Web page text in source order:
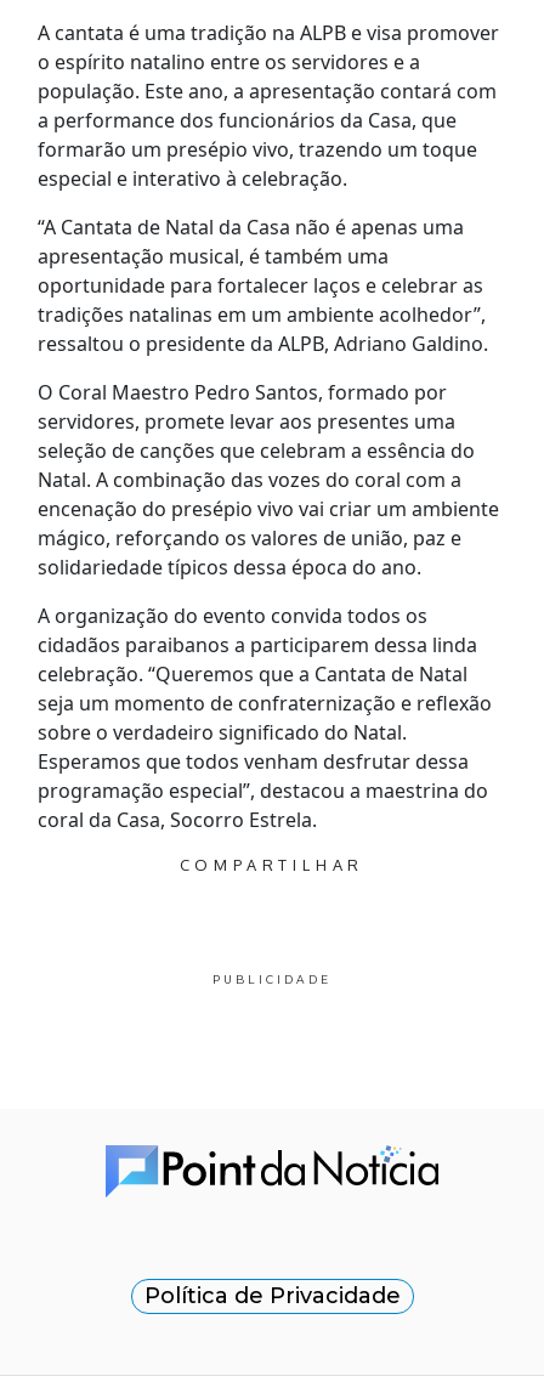
A cantata é uma tradição na ALPB e visa promover
o espírito natalino entre os servidores e a
população. Este ano, a apresentação contará com
a performance dos funcionários da Casa, que
formarão um presépio vivo, trazendo um toque
especial e interativo à celebração.
“A Cantata de Natal da Casa não é apenas uma
apresentação musical, é também uma
oportunidade para fortalecer laços e celebrar as
tradições natalinas em um ambiente acolhedor”,
ressaltou o presidente da ALPB, Adriano Galdino.
O Coral Maestro Pedro Santos, formado por
servidores, promete levar aos presentes uma
seleção de canções que celebram a essência do
Natal. A combinação das vozes do coral com a
encenação do presépio vivo vai criar um ambiente
mágico, reforçando os valores de união, paz e
solidariedade típicos dessa época do ano.
A organização do evento convida todos os
cidadãos paraibanos a participarem dessa linda
celebração. “Queremos que a Cantata de Natal
seja um momento de confraternização e reflexão
sobre o verdadeiro significado do Natal.
Esperamos que todos venham desfrutar dessa
programação especial”, destacou a maestrina do
coral da Casa, Socorro Estrela.
COMPARTILHAR
PUBLICIDADE
Política de Privacidade